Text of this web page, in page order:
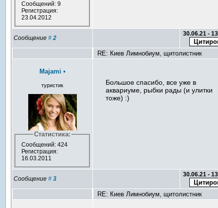
Сообщений: 9
Регистрация:
23.04.2012
Сообщение#2
30.06.21 -
RE: Киев Лимнобиум, щитолистник
Majami •
туристик
Статистика:
Сообщений: 424
Регистрация:
16.03.2011
Большое спасибо, все уже в
аквариуме, рыбки рады (и улитки
тоже) :)
Сообщение#3
30.06.21 -
RE: Киев Лимнобиум, щитолистник